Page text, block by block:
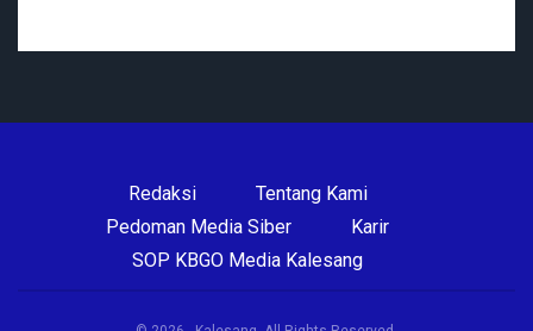
Redaksi
Tentang Kami
Pedoman Media Siber
Karir
SOP KBGO Media Kalesang